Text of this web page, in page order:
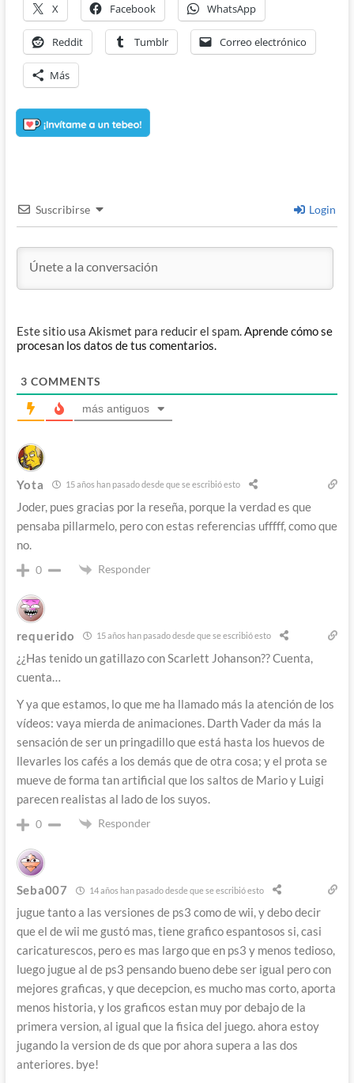
X Facebook WhatsApp
Reddit Tumblr Correo electrónico
Más
Suscribirse Login
Este sitio usa Akismet para reducir el spam. Aprende cómo se
procesan los datos de tus comentarios.
3 COMMENTS
más antiguos
Yota 15 años han pasado desde que se escribió esto
Joder, pues gracias por la reseña, porque la verdad es que
pensaba pillarmelo, pero con estas referencias ufffff, como que
no.
0 Responder
requerido 15 años han pasado desde que se escribió esto
¿¿Has tenido un gatillazo con Scarlett Johanson?? Cuenta,
cuenta…
Y ya que estamos, lo que me ha llamado más la atención de los
vídeos: vaya mierda de animaciones. Darth Vader da más la
sensación de ser un pringadillo que está hasta los huevos de
llevarles los cafés a los demás que de otra cosa; y el prota se
mueve de forma tan artificial que los saltos de Mario y Luigi
parecen realistas al lado de los suyos.
0 Responder
Seba007 14 años han pasado desde que se escribió esto
jugue tanto a las versiones de ps3 como de wii, y debo decir
que el de wii me gustó mas, tiene grafico espantosos si, casi
caricaturescos, pero es mas largo que en ps3 y menos tedioso,
luego jugue al de ps3 pensando bueno debe ser igual pero con
mejores graficas, y que decepcion, es mucho mas corto, aporta
menos historia, y los graficos estan muy por debajo de la
primera version, al igual que la fisica del juego. ahora estoy
jugando la version de ds que por ahora supera a las dos
anteriores. bye!